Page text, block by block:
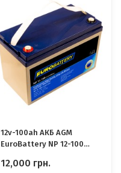
12v-100ah АКБ AGM
EuroBattery NP 12-100
ідеально для Котла,
12,000 грн.